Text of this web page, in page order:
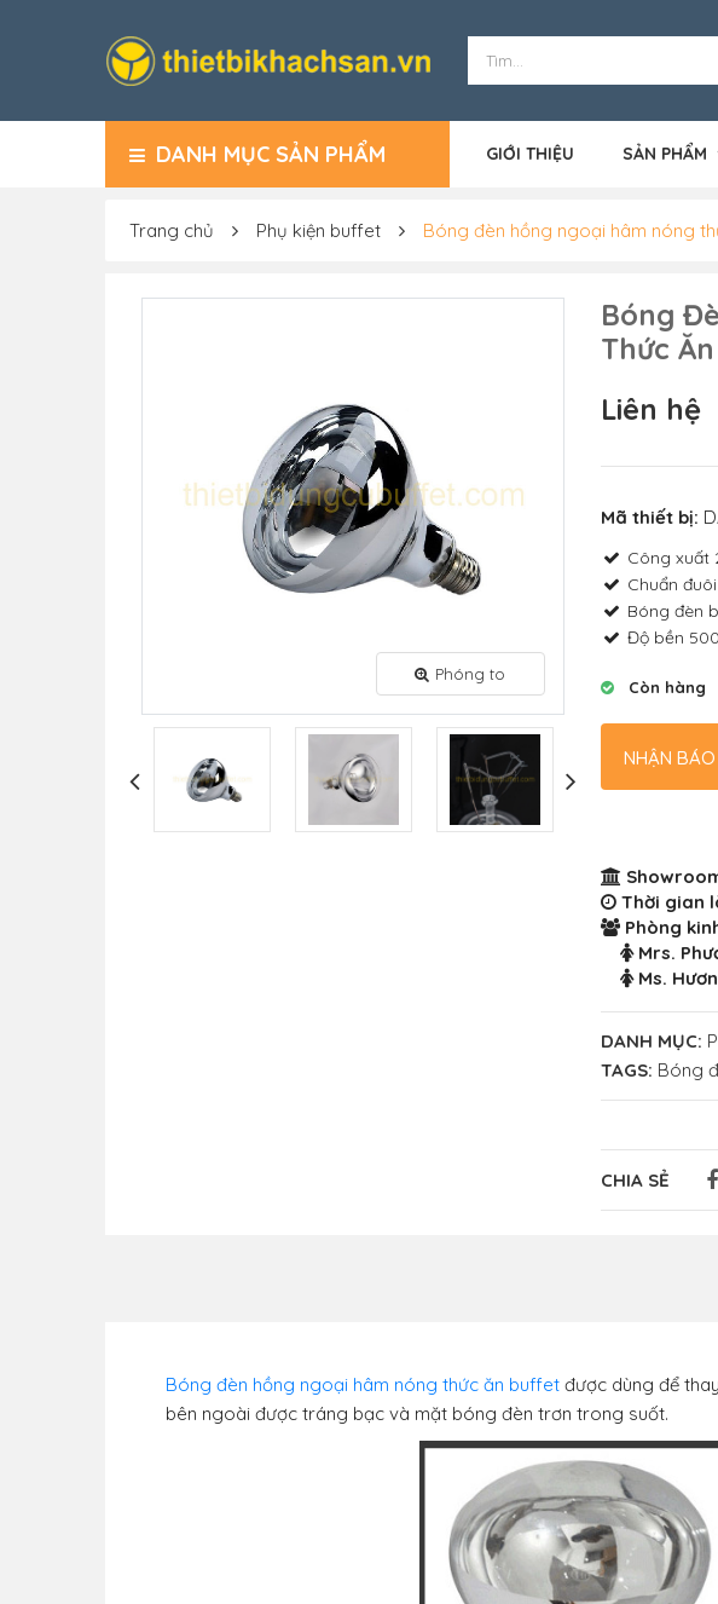
DANH MỤC SẢN PHẨM GIỚI THIỆU SẢN PHẨM
Trang chủ Phụ kiện buffet Bóng đèn hồng ngoại hâm nóng
Phóng to
Bóng
Thức
Liên hệ
Mã thiết bị:
Công xuất
Chuẩn
Bóng đèn
Độ bền
Còn hàng
NHẬN
Thời gian
Phòng
Mrs.
Ms.
DANH MỤC:
TAGS: Bóng
CHIA SẺ
Bóng đèn hồng ngoại hâm nóng thức ăn buffet được dùng để
bên ngoài được tráng bạc và mặt bóng đèn trơn trong suốt.